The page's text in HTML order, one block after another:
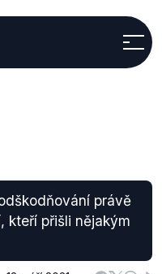
právě
kteří přišli nějakým